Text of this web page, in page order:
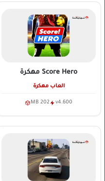
Score Hero مهكرة
العاب مهكرة
v4.600
202 MB